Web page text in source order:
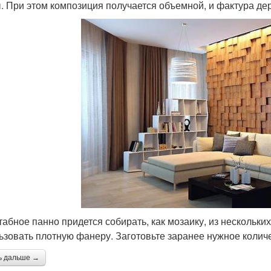
При этом композиция получается объемной, и фактура
панно придется собирать, как мозаику, из
плотную фанеру. Заготовьте заранее нужное
дальше →